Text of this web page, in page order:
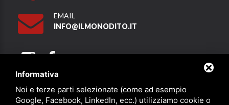
EMAIL
INFO@ILMONODITO.IT
Partner
Informativa
Noi e terze parti selezionate (come ad esempio
Google, Facebook, LinkedIn, ecc.) utilizziamo cookie o